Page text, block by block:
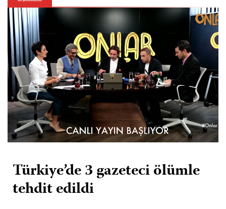
Türkiye’de 3 gazeteci ölümle
tehdit edildi